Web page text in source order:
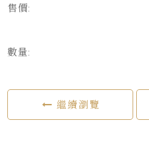
售價:
數量:
繼續瀏覽